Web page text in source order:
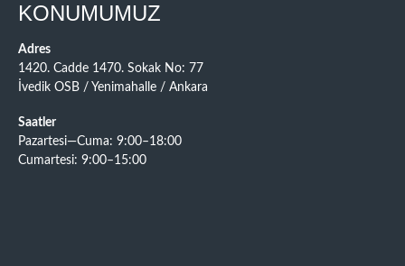
KONUMUMUZ
Adres
1420. Cadde 1470. Sokak No: 77
İvedik OSB / Yenimahalle / Ankara
Saatler
Pazartesi—Cuma: 9:00–18:00
Cumartesi: 9:00–15:00